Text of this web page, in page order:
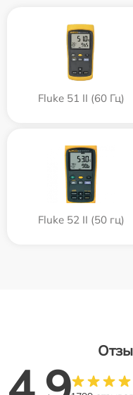
Fluke 51 II (60 Гц)
Fluke 52 II (50 гц)